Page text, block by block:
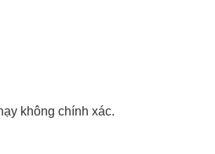
không chính xác.